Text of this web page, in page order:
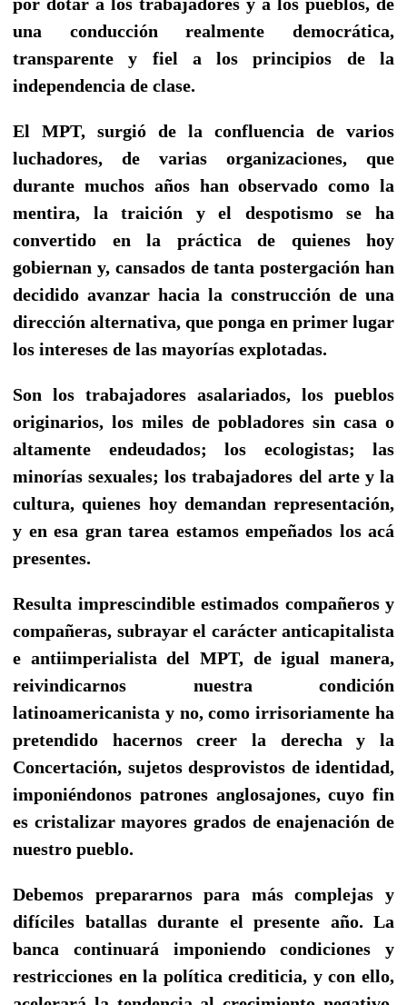
una conducción realmente democrática,
transparente y fiel a los principios de la
independencia de clase.
El MPT, surgió de la confluencia de varios
luchadores, de varias organizaciones, que
durante muchos años han observado como la
mentira, la traición y el despotismo se ha
convertido en la práctica de quienes hoy
gobiernan y, cansados de tanta postergación han
decidido avanzar hacia la construcción de una
dirección alternativa, que ponga en primer lugar
los intereses de las mayorías explotadas.
Son los trabajadores asalariados, los pueblos
originarios, los miles de pobladores sin casa o
altamente endeudados; los ecologistas; las
minorías sexuales; los trabajadores del arte y la
cultura, quienes hoy demandan representación,
y en esa gran tarea estamos empeñados los acá
presentes.
Resulta imprescindible estimados compañeros y
compañeras, subrayar el carácter anticapitalista
e antiimperialista del MPT, de igual manera,
reivindicarnos nuestra condición
latinoamericanista y no, como irrisoriamente ha
pretendido hacernos creer la derecha y la
Concertación, sujetos desprovistos de identidad,
imponiéndonos patrones anglosajones, cuyo fin
es cristalizar mayores grados de enajenación de
nuestro pueblo.
Debemos prepararnos para más complejas y
difíciles batallas durante el presente año. La
banca continuará imponiendo condiciones y
restricciones en la política crediticia, y con ello,